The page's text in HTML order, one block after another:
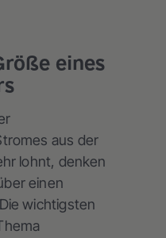
eines
aus der
lohnt, denken
einen
wichtigsten